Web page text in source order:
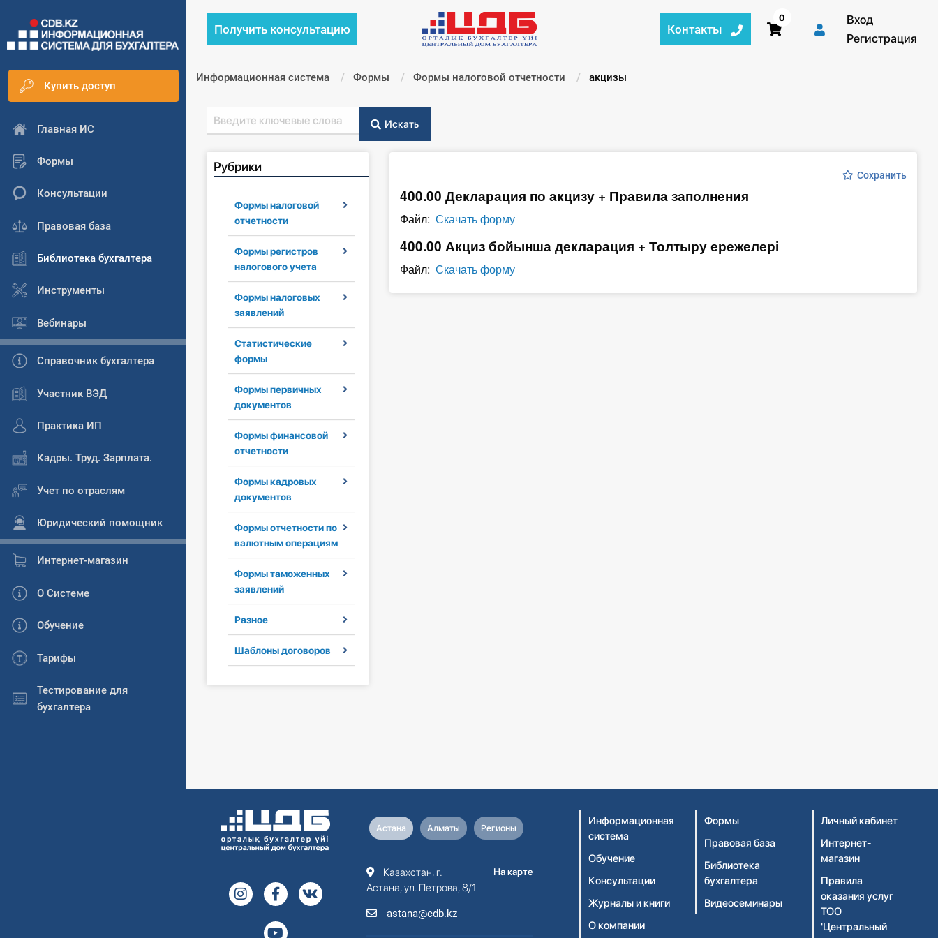
Купить доступ
Главная ИС
Формы
Консультации
Правовая база
Библиотека бухгалтера
Инструменты
Вебинары
Справочник бухгалтера
Участник ВЭД
Практика ИП
Кадры. Труд. Зарплата.
Учет по отраслям
Юридический помощник
Интернет-магазин
О Системе
Обучение
Тарифы
Тестирование для
бухгалтера
Получить консультацию Контакты
0
Вход
Регистрация
Информационная система Формы Формы налоговой отчетности Текущий:
акцизы
Искать
Рубрики
Формы налоговой
отчетности
Формы регистров
налогового учета
Формы налоговых
заявлений
Статистические
формы
Формы первичных
документов
Формы финансовой
отчетности
Формы кадровых
документов
Формы отчетности по
валютным операциям
Формы таможенных
заявлений
Разное
Шаблоны договоров
Сохранить
400.00 Декларация по акцизу + Правила заполнения
Файл: Скачать форму
400.00 Акциз бойынша декларация + Толтыру ережелері
Файл: Скачать форму
Астана Алматы Регионы
Казахстан, г.
Астана, ул. Петрова, 8/1
astana@cdb.kz
На карте
Информационная
система
Обучение
Консультации
Журналы и книги
О компании
Формы
Правовая база
Библиотека
бухгалтера
Видеосеминары
Личный кабинет
Интернет-
магазин
Правила
оказания услуг
ТОО
'Центральный